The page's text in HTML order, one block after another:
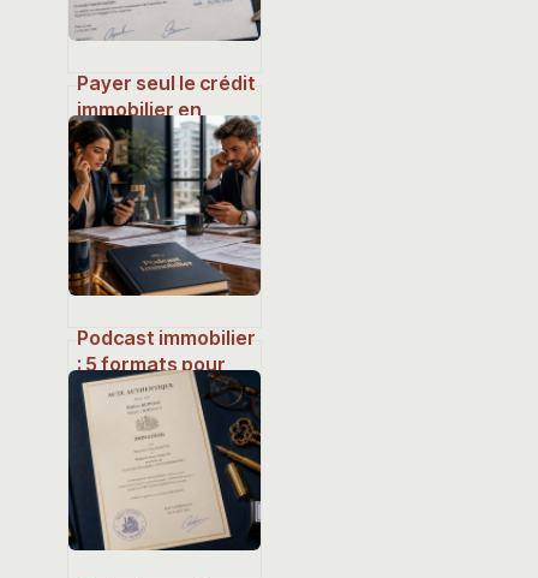
Payer seul le crédit
immobilier en
indivision : les
risques financiers
et les solutions
pour protéger
votre
investissement
Podcast immobilier
: 5 formats pour
muscler vos
investissements
et votre expertise